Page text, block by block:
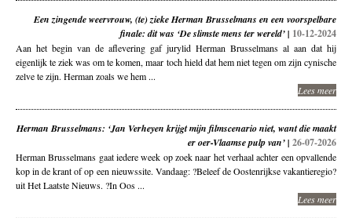
Een zingende weervrouw, (te) zieke Herman Brusselmans en een voorspelbare
finale: dit was ‘De slimste mens ter wereld’ | 10-12-2024
Aan het begin van de aflevering gaf jurylid Herman Brusselmans al aan dat hij
eigenlijk te ziek was om te komen, maar toch hield dat hem niet tegen om zijn cynische
zelve te zijn. Herman zoals we hem ...
Lees meer
Herman Brusselmans: ‘Jan Verheyen krijgt mijn filmscenario niet, want die maakt
er oer-Vlaamse pulp van’ | 26-07-2026
Herman Brusselmans gaat iedere week op zoek naar het verhaal achter een opvallende
kop in de krant of op een nieuwssite. Vandaag: ?Beleef de Oostenrijkse vakantieregio?
uit Het Laatste Nieuws. ?In Oos ...
Lees meer